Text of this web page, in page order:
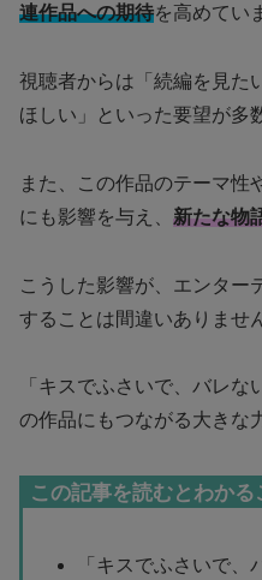
連作品への期待を高めてい
視聴者からは「続編を見た
ほしい」といった要望が多
また、この作品のテーマ性
にも影響を与え、 新たな物
こうした影響が、エンター
することは間違いありませ
「キスでふさいで、バレ
の作品にもつながる大きな
この記事を読むとわかる
「キスでふさいで